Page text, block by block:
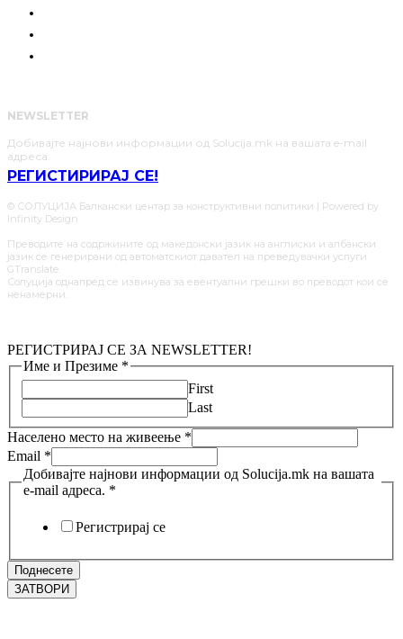
NEWSLETTER
Добивајте најнови информации од Solucija.mk на вашата e-mail
адреса.
РЕГИСТИРИРАЈ СЕ!
© СОЛУЦИЈА Балкански центар за конструктивни политики | Powered by
Infinity Design
Преводите на содржините од македонски јазик на англиски и албански
јазик се генерирани од автоматскиот давател на преведувачки услуги
GTranslate.
Солуција однапред се извинува за евентуални грешки во преводот кои се
ненамерни.
РЕГИСТРИРАЈ СЕ ЗА NEWSLETTER!
Име и Презиме *
First
Last
Населено место на живеење *
Email *
Добивајте најнови информации од Solucija.mk на вашата
e-mail адреса. *
Регистрирај се
Поднесете
ЗАТВОРИ